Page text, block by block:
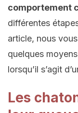
comportement
différentes
article, nous
quelques
lorsqu’il s’agit
Les